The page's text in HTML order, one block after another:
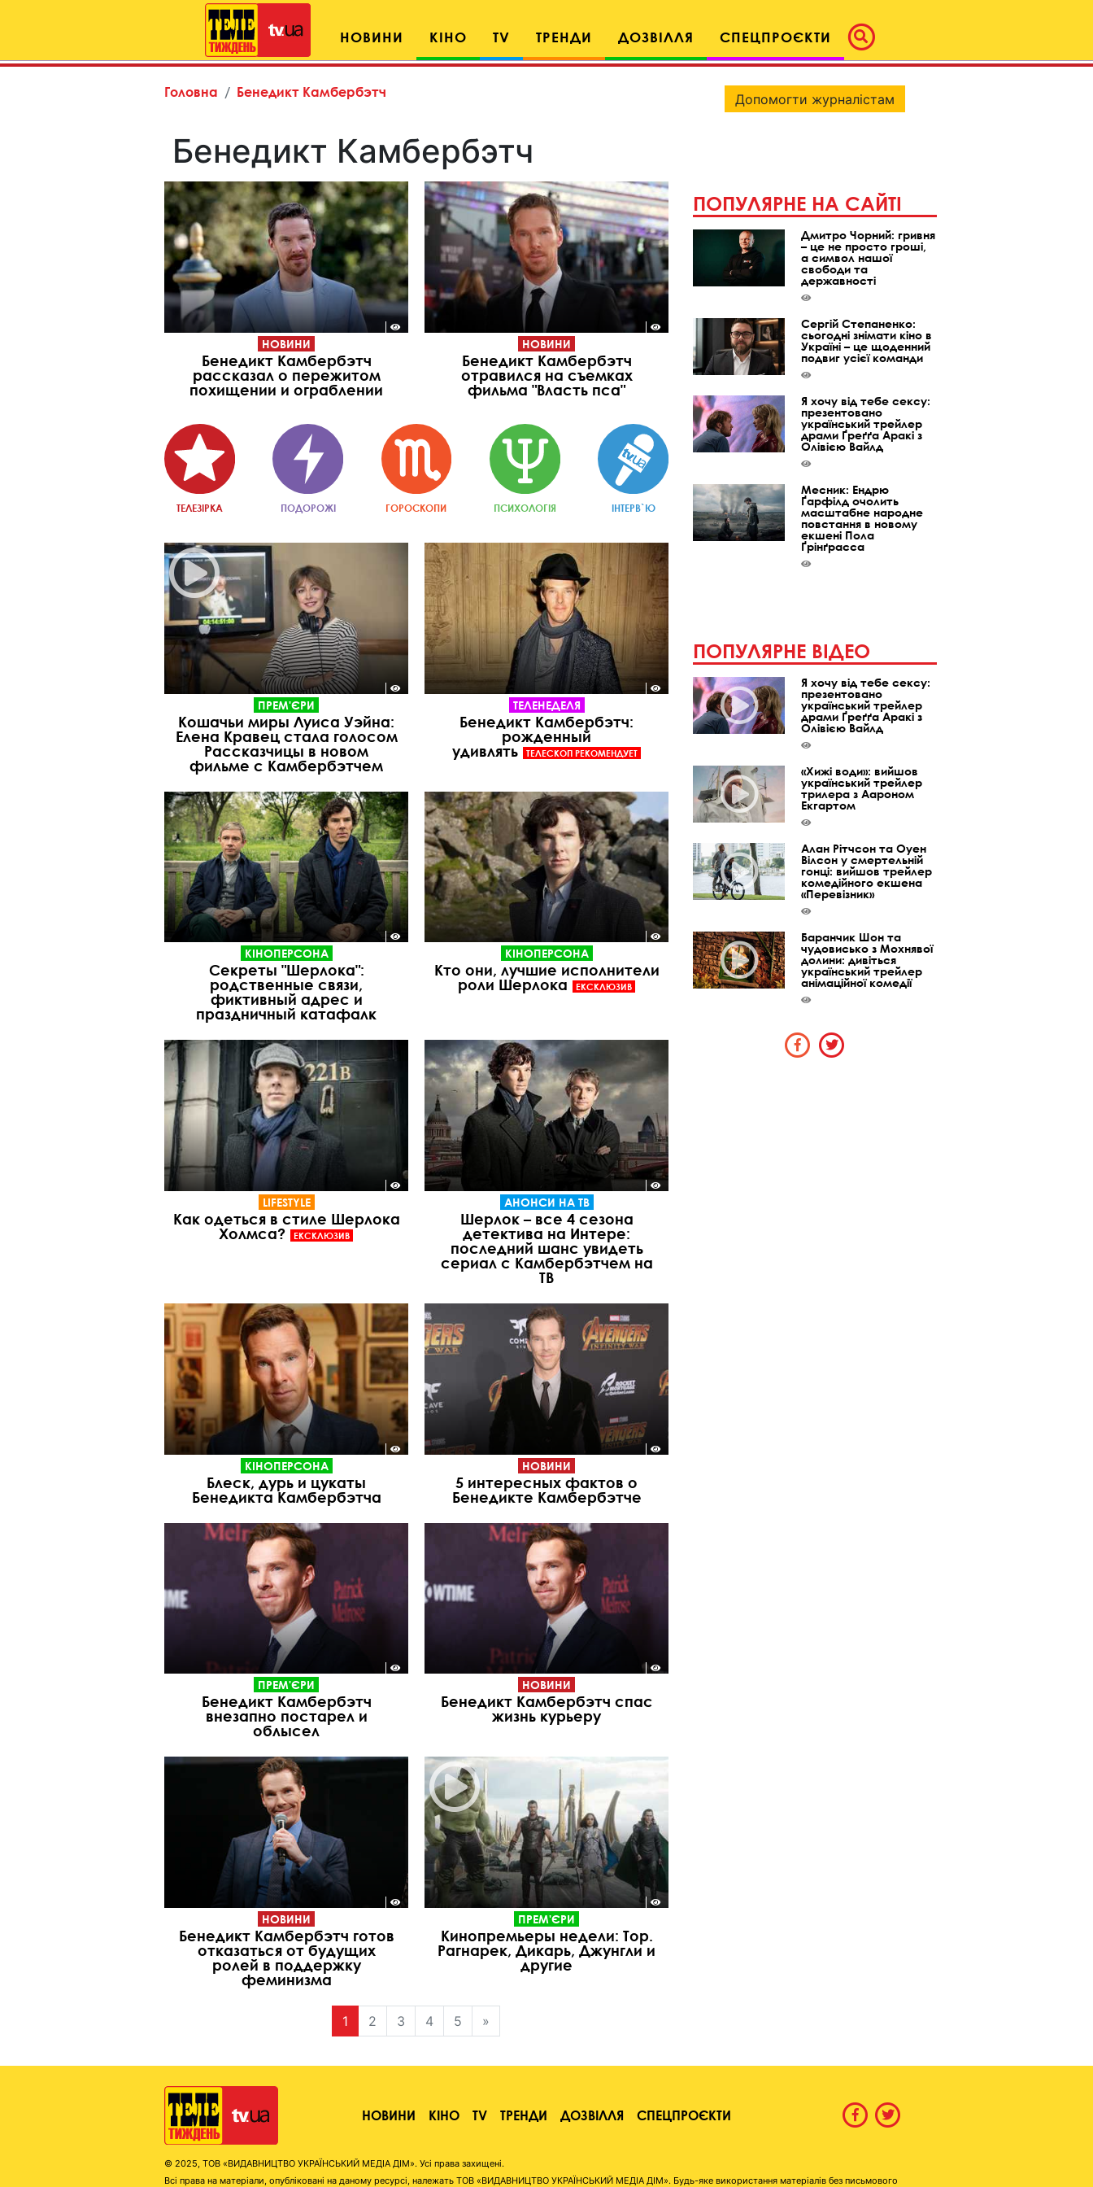
НОВИНИ КІНО TV ТРЕНДИ ДОЗВІЛЛЯ СПЕЦПРОЄКТИ
Головна Бенедикт Камбербэтч
Бенедикт Камбербэтч
НОВИНИ
Бенедикт Камбербэтч
рассказал о пережитом
похищении и ограблении
НОВИНИ
Бенедикт Камбербэтч
отравился на съемках
фильма "Власть пса"
ТЕЛЕЗІРКА ПОДОРОЖІ ГОРОСКОПИ ПСИХОЛОГІЯ ІНТЕРВ`Ю
ПРЕМ'ЄРИ
Кошачьи миры Луиса Уэйна:
Елена Кравец стала голосом
Рассказчицы в новом
фильме с Камбербэтчем
ТЕЛЕНЕДЕЛЯ
Бенедикт Камбербэтч:
рожденный
удивлять
ТЕЛЕСКОП РЕКОМЕНДУЕТ
КІНОПЕРСОНА
Секреты "Шерлока":
родственные связи,
фиктивный адрес и
праздничный катафалк
КІНОПЕРСОНА
Кто они, лучшие исполнители
роли Шерлока
ЕКСКЛЮЗИВ
LIFESTYLE
Как одеться в стиле Шерлока
Холмса?
ЕКСКЛЮЗИВ
АНОНСИ НА ТВ
Шерлок – все 4 сезона
детектива на Интере:
последний шанс увидеть
сериал с Камбербэтчем на
ТВ
КІНОПЕРСОНА
Блеск, дурь и цукаты
Бенедикта Камбербэтча
НОВИНИ
5 интересных фактов о
Бенедикте Камбербэтче
ПРЕМ'ЄРИ
Бенедикт Камбербэтч
внезапно постарел и
облысел
НОВИНИ
Бенедикт Камбербэтч спас
жизнь курьеру
НОВИНИ
Бенедикт Камбербэтч готов
отказаться от будущих
ролей в поддержку
феминизма
ПРЕМ'ЄРИ
Кинопремьеры недели: Тор.
Рагнарек, Дикарь, Джунгли и
другие
1 2 3 4 5 »
Допомогти журналістам
ПОПУЛЯРНЕ НА САЙТІ
Дмитро Чорний: гривня
– це не просто гроші,
а символ нашої
свободи та
державності
Сергій Степаненко:
сьогодні знімати кіно в
Україні – це щоденний
подвиг усієї команди
Я хочу від тебе сексу:
презентовано
український трейлер
драми Ґреґґа Аракі з
Олівією Вайлд
Месник: Ендрю
Ґарфілд очолить
масштабне народне
повстання в новому
екшені Пола
Ґрінґрасса
ПОПУЛЯРНЕ ВІДЕО
Я хочу від тебе сексу:
презентовано
український трейлер
драми Ґреґґа Аракі з
Олівією Вайлд
«Хижі води»: вийшов
український трейлер
трилера з Аароном
Екгартом
Алан Рітчсон та Оуен
Вілсон у смертельній
гонці: вийшов трейлер
комедійного екшена
«Перевізник»
Баранчик Шон та
чудовисько з Мохнявої
долини: дивіться
український трейлер
анімаційної комедії
НОВИНИ КІНО TV ТРЕНДИ ДОЗВІЛЛЯ СПЕЦПРОЄКТИ
© 2025, ТОВ «ВИДАВНИЦТВО УКРАЇНСЬКИЙ МЕДІА ДІМ». Усі права захищені.
Всі права на матеріали, опубліковані на даному ресурсі, належать ТОВ «ВИДАВНИЦТВО УКРАЇНСЬКИЙ МЕДІА ДІМ». Будь-яке використання матеріалів без письмового